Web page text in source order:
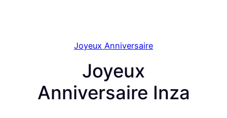
Joyeux Anniversaire
Joyeux
Anniversaire Inza